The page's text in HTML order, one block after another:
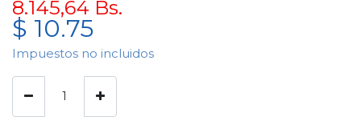
8.145,64 Bs.
$ 10.75
Impuestos no incluidos